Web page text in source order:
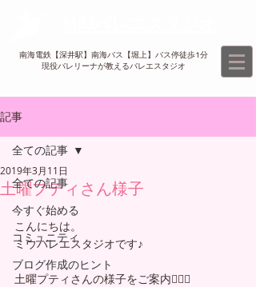
南海電鉄【深井駅】南海バス【堀上】バス停徒歩1分
現役バレリーナが教えるバレエスタジオ​
記事
全ての記事
今すぐ始める
コミュニティ
ブログ作成のヒント
全ての記事
土曜プティさん様子
2019年3月11日
こんにちは。
ミウバレエスタジオです♪
土曜プティさんの様子をご案内💁🏻‍♀️